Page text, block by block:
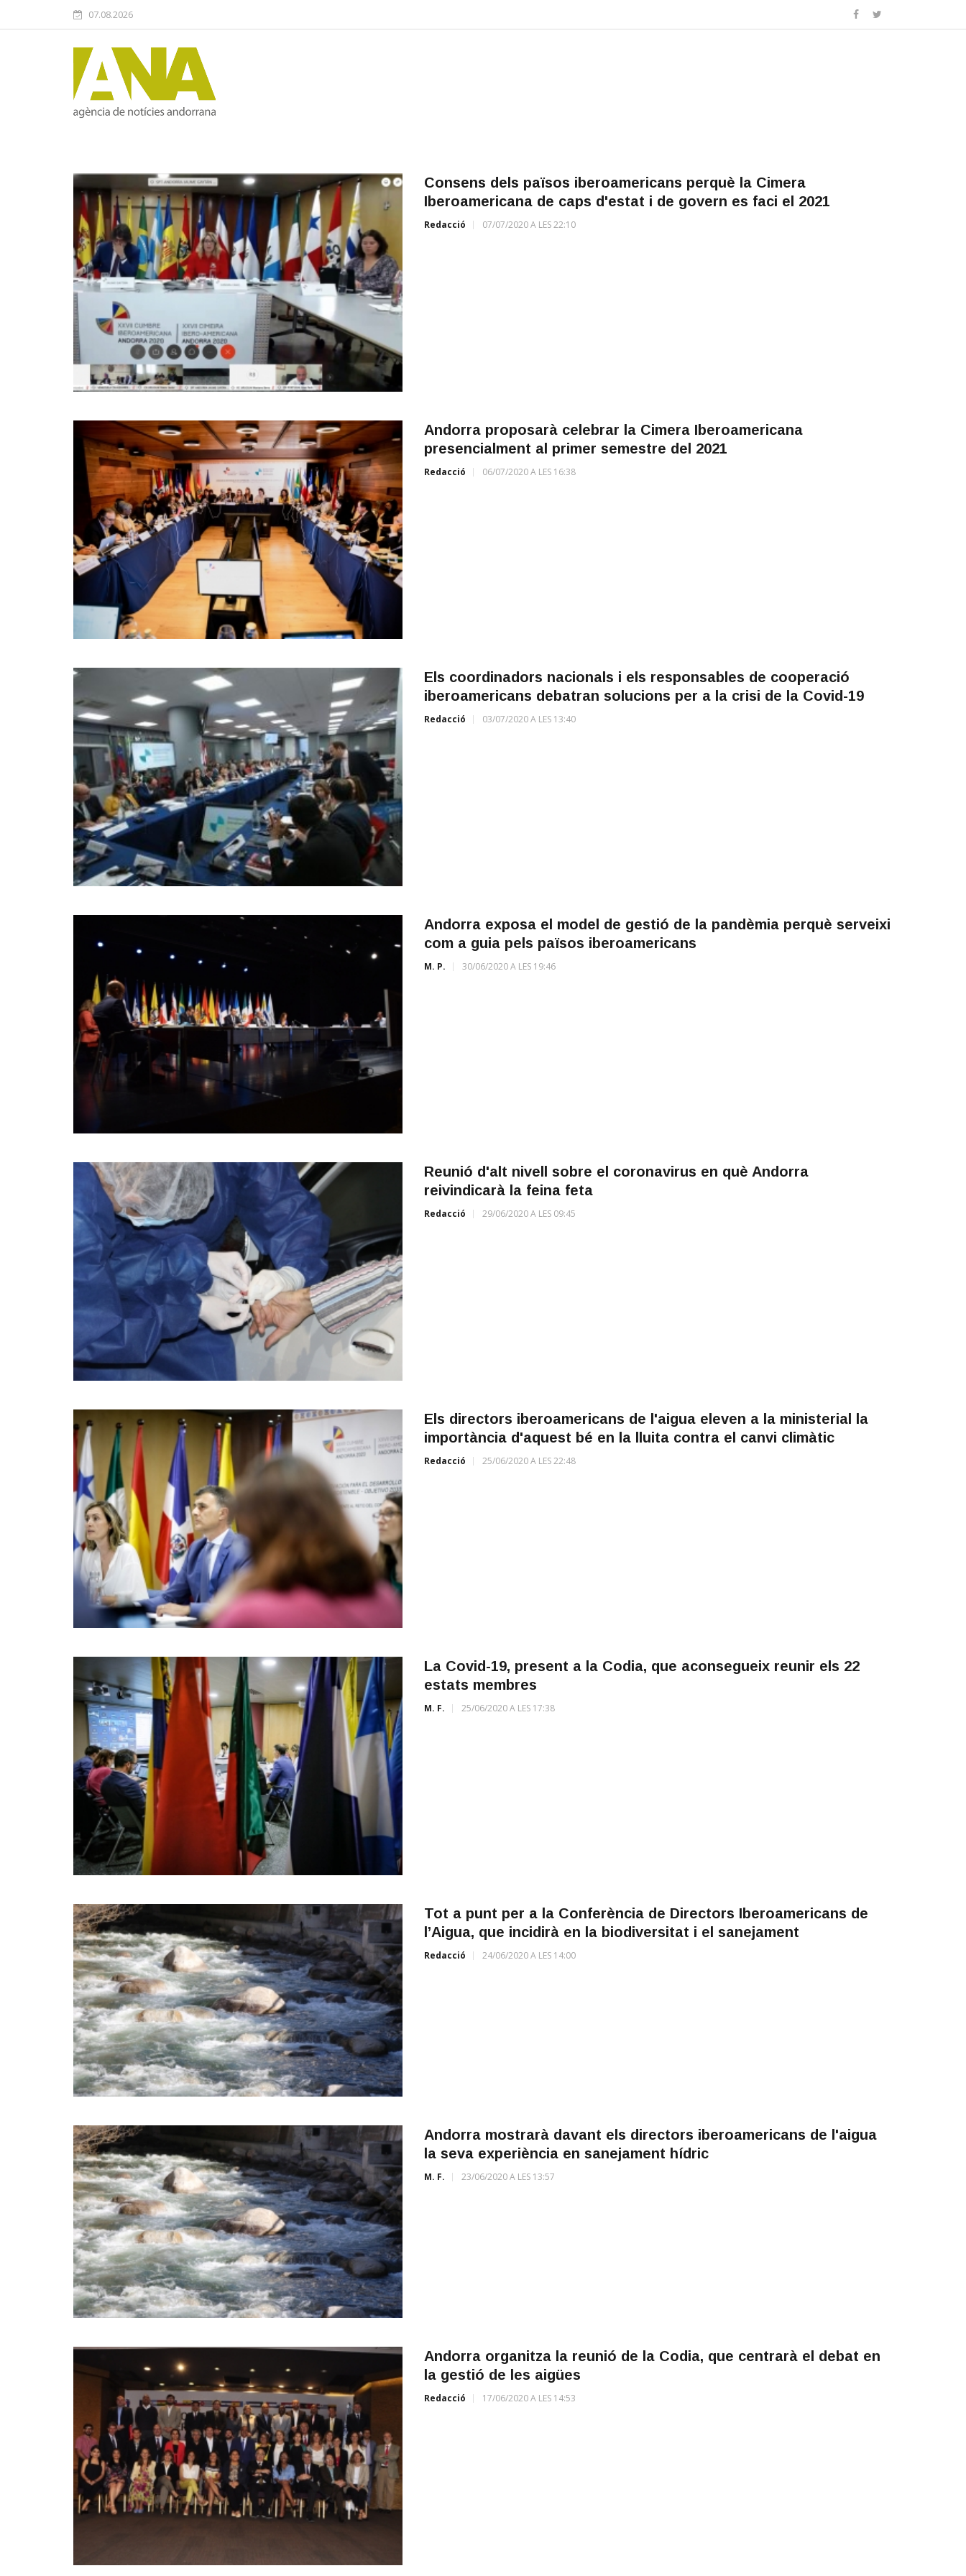
07.08.2026
Consens dels països iberoamericans perquè la Cimera
Iberoamericana de caps d'estat i de govern es faci el 2021
Redacció 07/07/2020 A LES 22:10
Andorra proposarà celebrar la Cimera Iberoamericana
presencialment al primer semestre del 2021
Redacció 06/07/2020 A LES 16:38
Els coordinadors nacionals i els responsables de cooperació
iberoamericans debatran solucions per a la crisi de la Covid-19
Redacció 03/07/2020 A LES 13:40
Andorra exposa el model de gestió de la pandèmia perquè serveixi
com a guia pels països iberoamericans
M. P. 30/06/2020 A LES 19:46
Reunió d'alt nivell sobre el coronavirus en què Andorra
reivindicarà la feina feta
Redacció 29/06/2020 A LES 09:45
Els directors iberoamericans de l'aigua eleven a la ministerial la
importància d'aquest bé en la lluita contra el canvi climàtic
Redacció 25/06/2020 A LES 22:48
La Covid-19, present a la Codia, que aconsegueix reunir els 22
estats membres
M. F. 25/06/2020 A LES 17:38
Tot a punt per a la Conferència de Directors Iberoamericans de
l’Aigua, que incidirà en la biodiversitat i el sanejament
Redacció 24/06/2020 A LES 14:00
Andorra mostrarà davant els directors iberoamericans de l'aigua
la seva experiència en sanejament hídric
M. F. 23/06/2020 A LES 13:57
Andorra organitza la reunió de la Codia, que centrarà el debat en
la gestió de les aigües
Redacció 17/06/2020 A LES 14:53